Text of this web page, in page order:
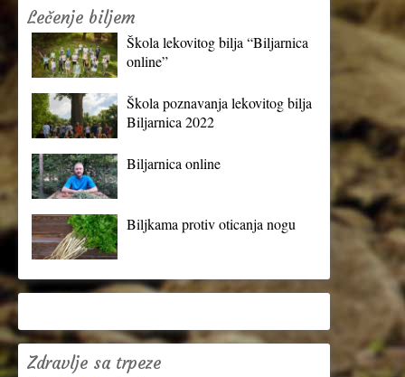
Lečenje biljem
Škola lekovitog bilja “Biljarnica
online”
Škola poznavanja lekovitog bilja
Biljarnica 2022
Biljarnica online
Biljkama protiv oticanja nogu
Zdravlje sa trpeze